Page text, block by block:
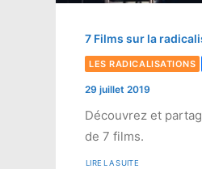
7 Films sur la
LES RADICALISATIONS
29 juillet 2019
Découvrez et
de 7 films.
LIRE LA SUITE